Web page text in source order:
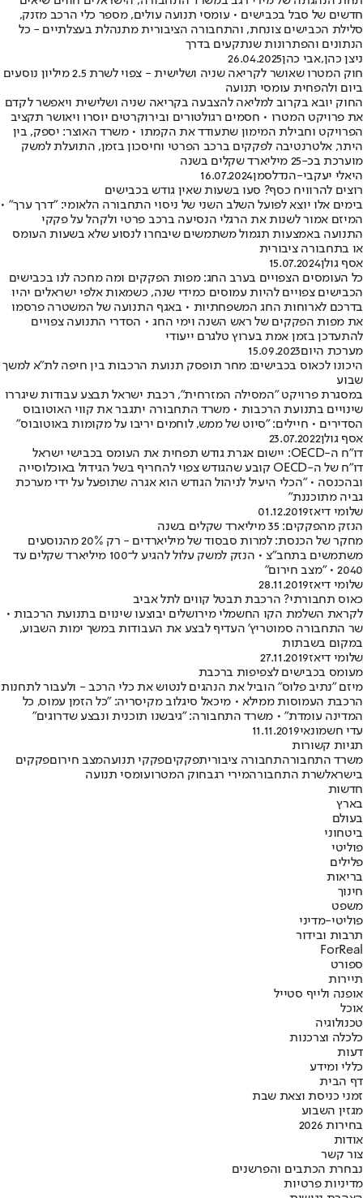
חדשים של סבל בכבישים • עומסי תנועה עולים, מספר כלי הרכב מזנק,
סלילת הכבישים צונחת, והתחבורה הציבורית מתנהלת בעצלתיים - כל
הנתונים והפתרונות שנתקעים בדרך
ניצן כהן,אבי כהן26.04.2025
חוק המטרו שאושר לקריאה שניה ושלישית - צפוי לשרת 2.5 מיליון נוסעים
ביום ולהפחית עומסי תנועה
החוק יובא בקרוב למליאה להצבעה בקריאה שניה ושלישית ויאפשר לקדם
את פרויקט המטרו • חסמים רגולטורים ובירוקרטים יוסרו ויאושר תקציב
הפרויקט וחבילת המימון שתעודד את הקמתו • משרד האוצר: יספק, בין
היתר, אלטרנטיבה לפקקים ברכב הפרטי וחיסכון בזמן, התועלת למשק
מוערכת בכ-25 מיליארד שקלים בשנה
היאלי יעקבי-הנדלסמן16.07.2024
רוצים להרוויח כסף? סעו בשעות שאין גודש בכבישים
בימים אלו יוצא לפועל השלב השני של ניסוי התחבורה הלאומי: "דרך ערך" •
המיזם אמור לשנות את הרגלי הנסיעה ברכב פרטי ולקהל על פקקי
התנועה באמצעות תגמול משתמשים שיבחרו לנסוע שלא בשעות העומס
או בתחבורה ציבורית
אסף גולן15.07.2024
כל העומסים הצפויים בערב החג: מפות הפקקים ומה מחכה לנו בכבישים
הכבישים צפויים להיות עמוסים כמידי שנה, כשמאות אלפי ישראלים יהיו
בדרכם לארוחות החג המשפחתיות • באגף התנועה של המשטרה פרסמו
את מפות הפקקים של ראש השנה וימי החג • הסדרי התנועה צפויים
להתעדכן בזמן אמת בערוץ טלגרם ייעודי
מערכת היום15.09.2023
היכונו לכאוס בכבישים: מחר תופסק תנועת הרכבות בין חיפה לת"א למשך
שבוע
במסגרת פרויקט "המסילה המזרחית", רכבת ישראל תבצע עבודות שיגררו
שינויים בתנועת הרכבות • משרד התחבורה יתגבר את קווי האוטובוס
הסדירים • חיילים: "סיוט של ממש, לוחמים יריבו על מקומות באוטובוס"
אסף גולן23.07.2022
דו"ח ה-OECD: יישום אגרת גודש תפחית את העומס בכבישי ישראל
דו"ח של ה-OECD קובע שהגודש צפוי להחריף בשל הגידול באוכלוסייה
ובהכנסה • "הכלי היעיל לניהול הגודש הוא אגרה שתופעל על ידי מערכת
גביה מתוכננת"
שלומי דיאז01.12.2019
הנזק מהפקקים: 35 מיליארד שקלים בשנה
מחקר של הכנסת: למרות סבסוד של מיליארדים - רק 20% מהנוסעים
משתמשים בתחב"צ • הנזק למשק עלול להגיע ל־100 מיליארד שקלים עד
2040 • "מצב חירום"
שלומי דיאז28.11.2019
כאוס תחבורתי? הרכבת תבטל קווים לתל אביב
לקראת השלמת הקו החשמלי מירושלים יבוצעו שינוים בתנועת הרכבות •
שר התחבורה סמוטריץ' העדיף לבצע את העבודות במשך ימות השבוע,
במקום בשבתות
שלומי דיאז27.11.2019
מעומס בכבישים לצפיפות ברכבת
מיזם "נתיב פלוס" הוביל את הנהגים לנטוש את כלי הרכב - ולעבור לתחנות
הרכבת העמוסות ממילא • מיכאל סיגלוב מקיסריה: "כל הזמן עמוס, כל
המדינה עומדת" • משרד התחבורה: "גיבשנו תוכנית ונבצע שדרוגים"
עדי חשמונאי11.11.2019
תגיות קשורות
משרד התחבורהתחבורה ציבוריתפקקיםפקקי תנועהמצב חירוםפקקים
בישראלשרת התחבורהמירי רגבחוק המטרועומסי תנועה
חדשות
בארץ
בעולם
ביטחוני
פוליטי
פלילים
בריאות
חינוך
משפט
פוליטי-מדיני
תרבות ובידור
ForReal
ספורט
תיירות
אופנה ולייף סטייל
אוכל
טכנולוגיה
כלכלה וצרכנות
דעות
כללי ומידע
דף הבית
זמני כניסת וצאת שבת
מגזין השבוע
בחירות 2026
אודות
צור קשר
נבחרת הכתבים והפרשנים
מדיניות פרטיות